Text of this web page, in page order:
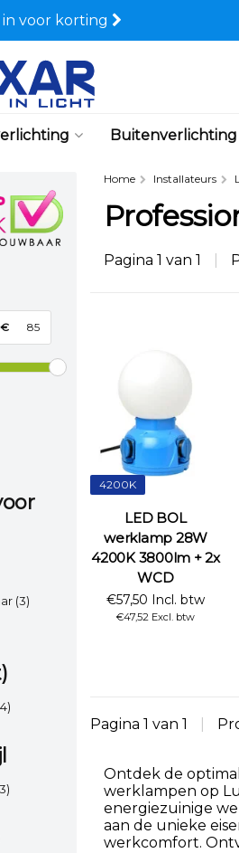
voor korting
Buitenverlichting
€
(3)
Home Installateurs
Pagina 1 van 1
4200K
LED BOL
werklamp 28W
4200K 3800lm + 2x
WCD
€57,50 Incl. btw
€47,52 Excl. btw
Pagina 1 van 1
Ontdek de
werklampen op
energiezuinige
aan de unieke
werkcomfort.